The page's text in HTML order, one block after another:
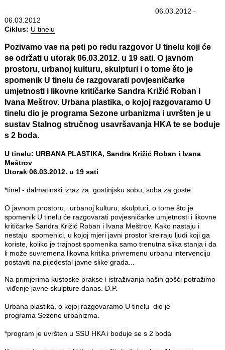
06.03.2012 -
06.03.2012
Ciklus: U tinelu
Pozivamo vas na peti po redu razgovor U tinelu koji će
se održati u utorak 06.03.2012. u 19 sati. O javnom
prostoru, urbanoj kulturu, skulpturi i o tome što je
spomenik U tinelu će razgovarati povjesničarke
umjetnosti i likovne kritičarke Sandra Križić Roban i
Ivana Meštrov. Urbana plastika, o kojoj razgovaramo U
tinelu dio je programa Sezone urbanizma i uvršten je u
sustav Stalnog stručnog usavršavanja HKA te se boduje
s 2 boda.
U tinelu: URBANA PLASTIKA, Sandra Križić Roban i Ivana
Meštrov
Utorak 06.03.2012. u 19 sati
*tinel - dalmatinski izraz za gostinjsku sobu, soba za goste
O javnom prostoru, urbanoj kulturu, skulpturi, o tome što je
spomenik U tinelu će razgovarati povjesničarke umjetnosti i likovne
kritičarke Sandra Križić Roban i Ivana Meštrov. Kako nastaju i
nestaju spomenici, u kojoj mjeri javni prostor kreiraju ljudi koji ga
koriste, koliko je trajnost spomenika samo trenutna slika stanja i da
li može suvremena likovna kritika privremenu urbanu intervenciju
postaviti na pijedestal javne slike grada...
Na primjerima kustoske prakse i istraživanja naših gošći potražimo
viđenje javne skulpture danas. D.P.
Urbana plastika, o kojoj razgovaramo U tinelu dio je
programa Sezone urbanizma.
*program je uvršten u SSU HKA i boduje se s 2 boda